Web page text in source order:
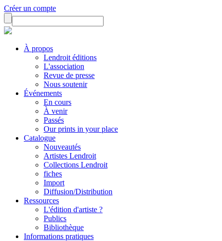
Créer un compte
À propos
Lendroit éditions
L'association
Revue de presse
Nous soutenir
Événements
En cours
À venir
Passés
Our prints in your place
Catalogue
Nouveautés
Artistes Lendroit
Collections Lendroit
fiches
Import
Diffusion/Distribution
Ressources
L'édition d'artiste ?
Publics
Bibliothèque
Informations pratiques